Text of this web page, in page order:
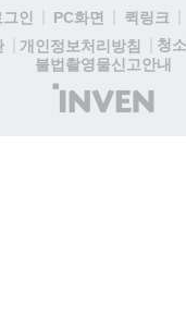
그인 PC화면 퀵링크
개인정보처리방침
청
불법촬영물신고안내
(주)
인